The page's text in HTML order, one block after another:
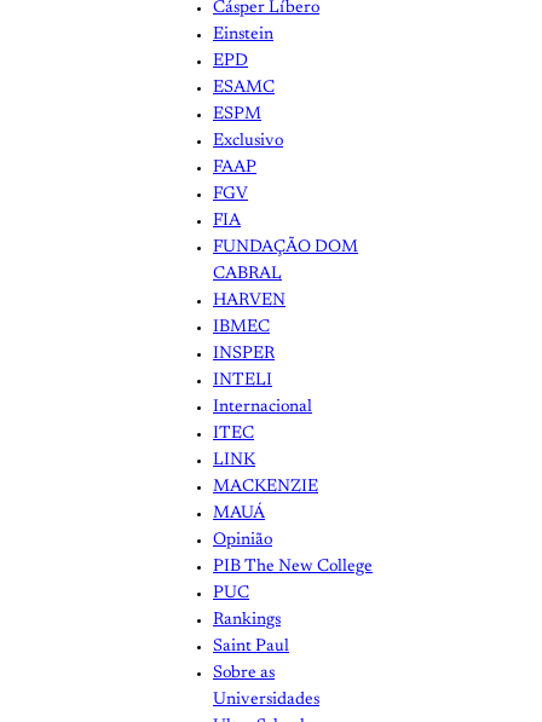
Cásper Líbero
Einstein
EPD
ESAMC
ESPM
Exclusivo
FAAP
FGV
FIA
FUNDAÇÃO DOM
CABRAL
HARVEN
IBMEC
INSPER
INTELI
Internacional
ITEC
LINK
MACKENZIE
MAUÁ
Opinião
PIB The New College
PUC
Rankings
Saint Paul
Sobre as
Universidades